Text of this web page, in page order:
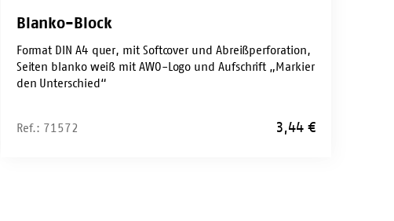
Blanko-Block
Format DIN A4 quer, mit Softcover und Abreißperforation,
Seiten blanko weiß mit AWO-Logo und Aufschrift „Markier
den Unterschied“
Ref.: 71572 3,44€